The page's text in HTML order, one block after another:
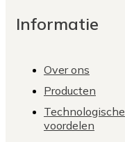
Informatie
Over ons
Producten
Technologische
voordelen